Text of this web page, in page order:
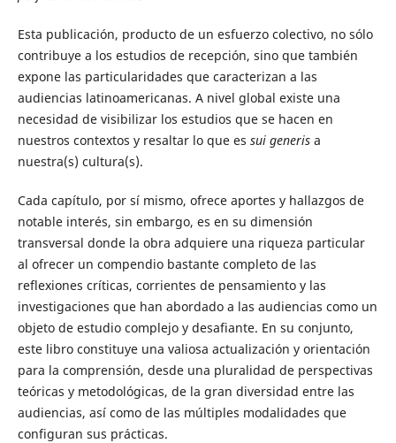
Esta publicación, producto de un esfuerzo colectivo, no sólo
contribuye a los estudios de recepción, sino que también
expone las particularidades que caracterizan a las
audiencias latinoamericanas. A nivel global existe una
necesidad de visibilizar los estudios que se hacen en
nuestros contextos y resaltar lo que es sui generis a
nuestra(s) cultura(s).
Cada capítulo, por sí mismo, ofrece aportes y hallazgos de
notable interés, sin embargo, es en su dimensión
transversal donde la obra adquiere una riqueza particular
al ofrecer un compendio bastante completo de las
reflexiones críticas, corrientes de pensamiento y las
investigaciones que han abordado a las audiencias como un
objeto de estudio complejo y desafiante. En su conjunto,
este libro constituye una valiosa actualización y orientación
para la comprensión, desde una pluralidad de perspectivas
teóricas y metodológicas, de la gran diversidad entre las
audiencias, así como de las múltiples modalidades que
configuran sus prácticas.